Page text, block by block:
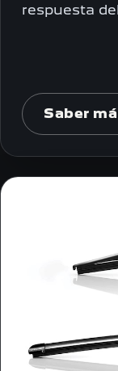
respuesta
Saber